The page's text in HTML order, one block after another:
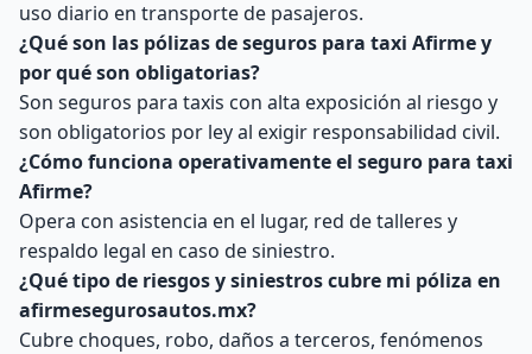
uso diario en transporte de pasajeros.
¿Qué son las pólizas de seguros para taxi Afirme y
por qué son obligatorias?
Son seguros para taxis con alta exposición al riesgo y
son obligatorios por ley al exigir responsabilidad civil.
¿Cómo funciona operativamente el seguro para taxi
Afirme?
Opera con asistencia en el lugar, red de talleres y
respaldo legal en caso de siniestro.
¿Qué tipo de riesgos y siniestros cubre mi póliza en
afirmesegurosautos.mx?
Cubre choques, robo, daños a terceros, fenómenos